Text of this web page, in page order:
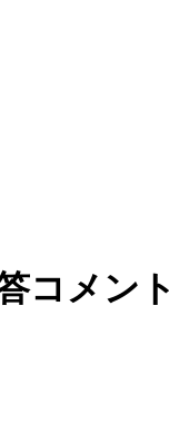
メント